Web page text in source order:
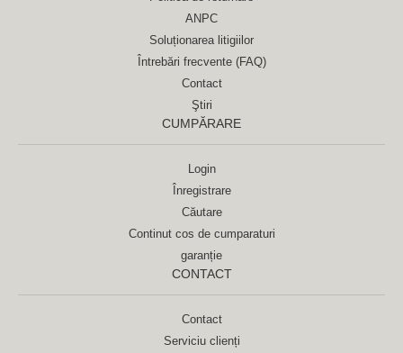
ANPC
Soluționarea litigiilor
Întrebări frecvente (FAQ)
Contact
Ştiri
CUMPĂRARE
Login
Înregistrare
Căutare
Continut cos de cumparaturi
garanție
CONTACT
Contact
Serviciu clienți